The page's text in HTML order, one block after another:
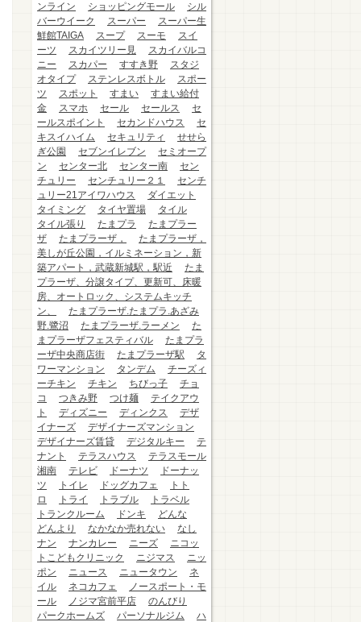
ンライン
ショッピングモール
シル
バーウイーク
スーパー
スーパー生
鮮館TAIGA
スープ スーモ
スイ
ーツ
スカイツリー見
スカイバルコ
ニー
スカパー すすき野
スタジ
オタイプ
ステンレスボトル
スポー
ツ
スポット すまい
すまい給付
金
スマホ セール セールス
セ
ールスポイント
セカンドハウス
セ
キスイハイム
セキュリティ
せせら
ぎ公園
セブンイレブン
セミオープ
ン
センター北 センター南
セン
チュリー
センチュリー２１
センチ
ュリー21アイワハウス
ダイエット
タイミング
タイヤ置場
タイル
タイル張り
たまプラ
たまプラー
ザ
たまプラーザ，
たまプラーザ，
美しが丘公園，イルミネーション，新
築アパート，武蔵新城駅，駅近
たま
プラーザ、分譲タイプ、更新可、床暖
房、オートロック、システムキッチ
ン、
たまプラーザ.たまプラ.あざみ
野.鷺沼
たまプラーザ.ラーメン
た
まプラーザフェスティバル
たまプラ
ーザ中央商店街
たまプラーザ駅
タ
ワーマンション
タンデム
チーズィ
ーチキン
チキン ちびっ子
チョ
コ
つきみ野 つけ麺
テイクアウ
ト
ディズニー ディンクス
デザ
イナーズ
デザイナーズマンション
デザイナーズ賃貸
デジタルキー
テ
ナント
テラスハウス
テラスモール
湘南
テレビ ドーナツ
ドーナッ
ツ
トイレ ドッグカフェ
トト
ロ
トライ トラブル
トラベル
トランクルーム
ドンキ
どんな
どんより
なかなか売れない
なし
ナン
ナンカレー ニーズ
ニコッ
トこどもクリニック
ニジマス
ニッ
ポン
ニュース ニュータウン
ネ
イル
ネコカフェ
ノースポート・モ
ール
ノジマ宮前平店
のんびり
パークホームズ
パーソナルジム
ハ